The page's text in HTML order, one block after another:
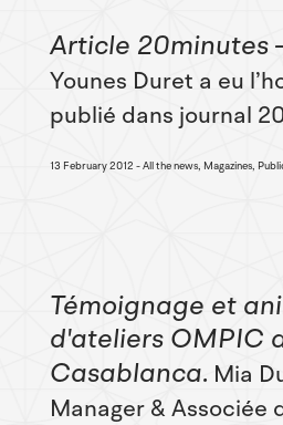
Article 20minutes
Younes Duret a eu
publié dans journal
13 February 2012 All the news, Magazines,
Témoignage et
d'ateliers OMPIC
Casablanca Mia
Manager & Associée